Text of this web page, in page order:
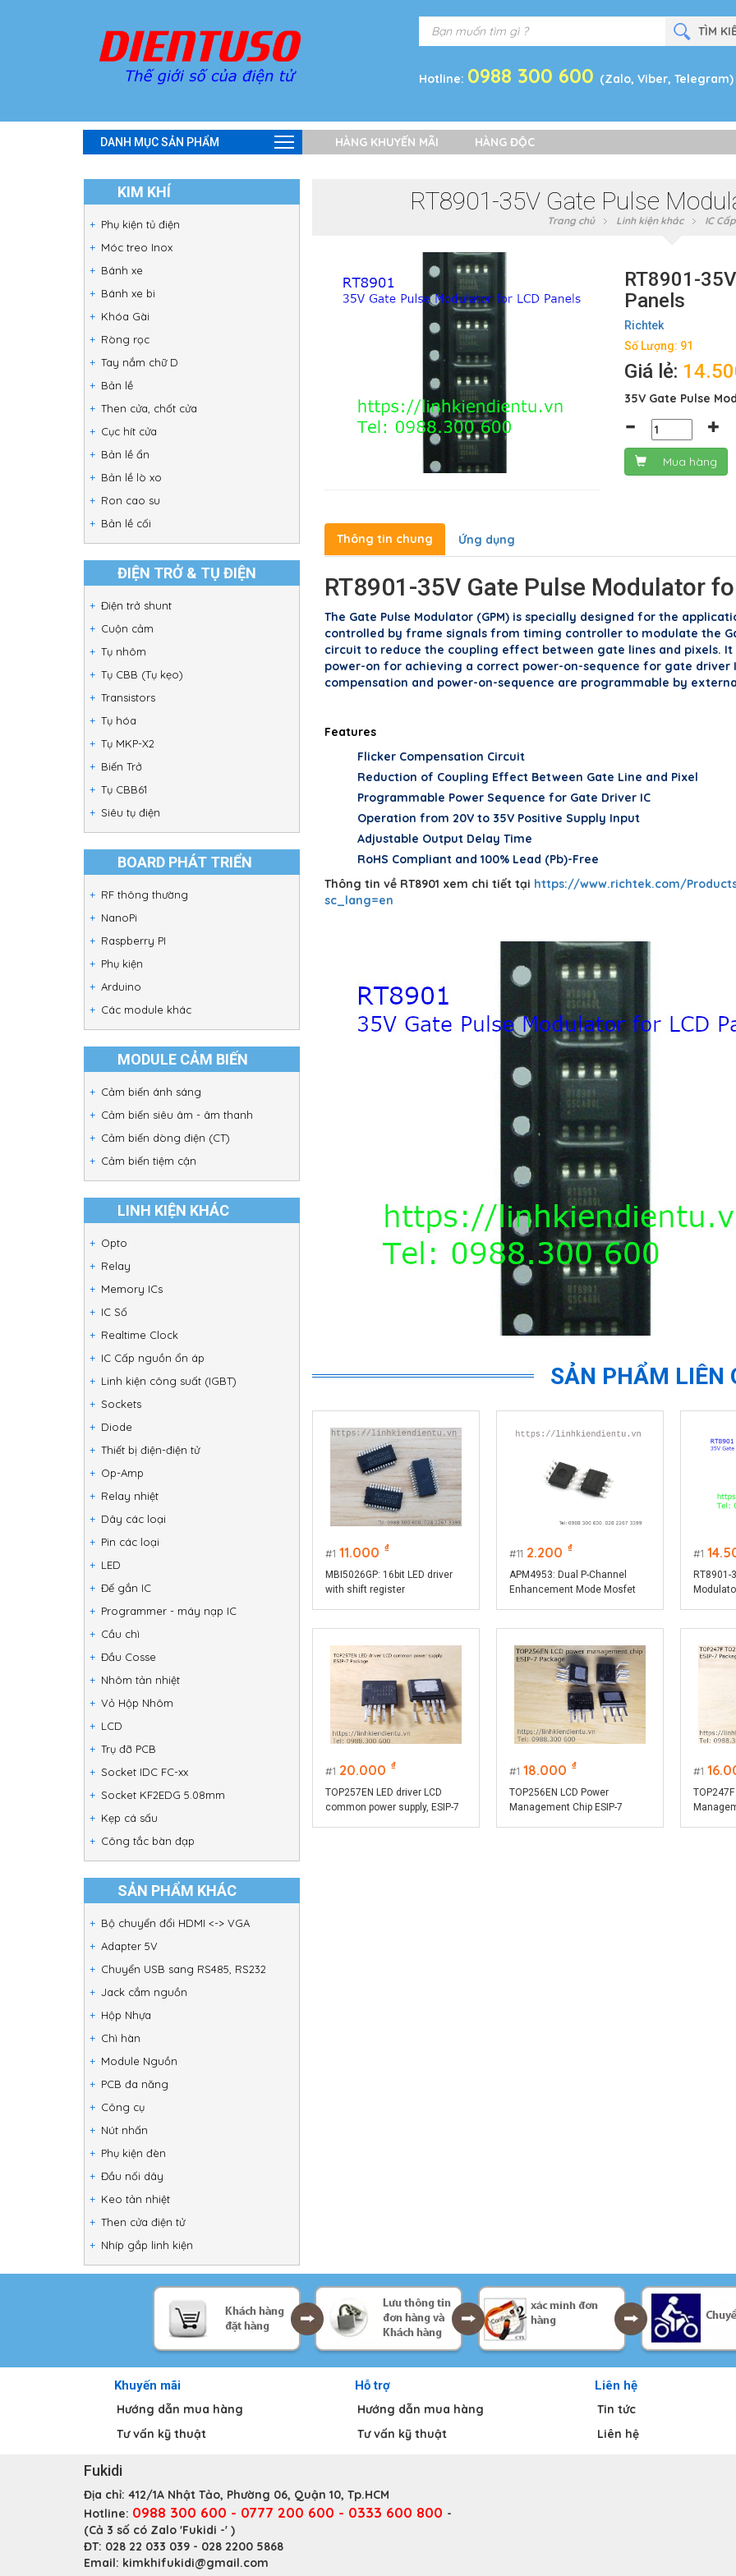
Hotline: 0988 300 600 (Zalo, Viber, Telegram)
DANH MỤC SẢN PHẨM HÀNG KHUYẾN MÃI HÀNG ĐỘC
KIM KHÍ
Phụ kiện tủ điện
Móc treo Inox
Bánh xe
Bánh xe bi
Khóa Gài
Ròng rọc
Tay nắm chữ D
Bản lề
Then cửa, chốt cửa
Cục hít cửa
Bản lề ẩn
Bản lề lò xo
Ron cao su
Bản lề cối
ĐIỆN TRỞ & TỤ ĐIỆN
Điện trở shunt
Cuộn cảm
Tụ nhôm
Tụ CBB (Tụ kẹo)
Transistors
Tụ hóa
Tụ MKP-X2
Biến Trở
Tụ CBB61
Siêu tụ điện
BOARD PHÁT TRIỂN
RF thông thường
NanoPi
Raspberry PI
Phụ kiện
Arduino
Các module khác
MODULE CẢM BIẾN
Cảm biến ánh sáng
Cảm biến siêu âm - âm thanh
Cảm biến dòng điện (CT)
Cảm biến tiệm cận
LINH KIỆN KHÁC
Opto
Relay
Memory ICs
IC Số
Realtime Clock
IC Cấp nguồn ổn áp
Linh kiện công suất (IGBT)
Sockets
Diode
Thiết bị điện-điện tử
Op-Amp
Relay nhiệt
Dây các loại
Pin các loại
LED
Đế gắn IC
Programmer - máy nạp IC
Cầu chì
Đầu Cosse
Nhôm tản nhiệt
Vỏ Hộp Nhôm
LCD
Trụ đỡ PCB
Socket IDC FC-xx
Socket KF2EDG 5.08mm
Kẹp cá sấu
Công tắc bàn đạp
SẢN PHẨM KHÁC
Bộ chuyển đổi HDMI <-> VGA
Adapter 5V
Chuyển USB sang RS485, RS232
Jack cắm nguồn
Hộp Nhựa
Chì hàn
Module Nguồn
PCB đa năng
Công cụ
Nút nhấn
Phụ kiện đèn
Đầu nối dây
Keo tản nhiệt
Then cửa điện tử
Nhíp gắp linh kiện
RT8901-35V Gate Pulse
Trang chủ Linh kiện khác IC
RT8901-
Panels
Richtek
Số Lượng: 91
Giá lẻ:
35V Gate Pulse
Mua hàng
Thông tin chung Ứng dụng
RT8901-35V Gate Pulse Modulator
The Gate Pulse Modulator (GPM) is specially designed for the
controlled by frame signals from timing controller to modulate the
circuit to reduce the coupling effect between gate lines and pixels.
power-on for achieving a correct power-on-sequence for gate
compensation and power-on-sequence are programmable by
Features
Flicker Compensation Circuit
Reduction of Coupling Effect Between Gate Line and Pixel
Programmable Power Sequence for Gate Driver IC
Operation from 20V to 35V Positive Supply Input
Adjustable Output Delay Time
RoHS Compliant and 100% Lead (Pb)-Free
Thông tin về RT8901 xem chi tiết tại https://www.richtek.com/
sc_lang=en
SẢN PHẨM LIÊN
1 11.000 ₫
MBI5026GP: 16bit LED driver
with shift register
11 2.200 ₫
APM4953: Dual P-Channel
Enhancement Mode Mosfet
1
RT8901-
1 20.000 ₫
TOP257EN LED driver LCD
common power supply, ESIP-7
1 18.000 ₫
TOP256EN LCD Power
Management Chip ESIP-7
1
Khuyến mãi
Hướng dẫn mua hàng
Tư vấn kỹ thuật
Hỗ trợ
Hướng dẫn mua hàng
Tư vấn kỹ thuật
Liên hệ
Tin tức
Liên hệ
Fukidi
Địa chỉ: 412/1A Nhật Tảo, Phường 06, Quận 10, Tp.HCM
Hotline: 0988 300 600 - 0777 200 600 - 0333 600 800 -
(Cả 3 số có Zalo 'Fukidi -' )
ĐT: 028 22 033 039 - 028 2200 5868
Email: kimkhifukidi@gmail.com